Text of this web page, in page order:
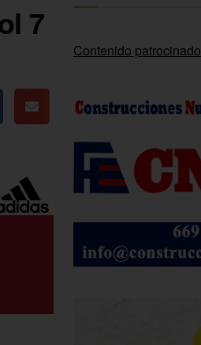
7
Contenido patrocinado